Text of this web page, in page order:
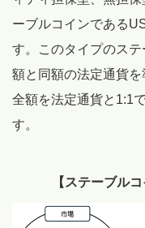
ーブルコインである
す。このタイプのス
額と同額の法定通貨
全額を法定通貨と1:1
す。
【ステーブル